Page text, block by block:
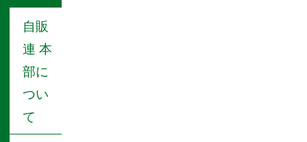
ン自販
連 本
部に
つい
て